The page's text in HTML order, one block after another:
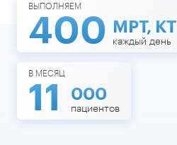
ВЫПОЛНЯЕМ
400 МРТ, КТ
каждый день
В МЕСЯЦ
11 000
пациентов